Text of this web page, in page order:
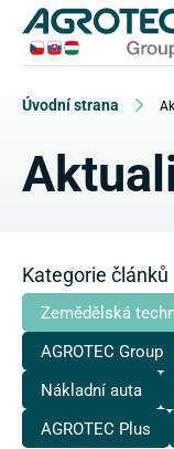
Úvodní strana
Kategorie článků
Zemědělská
AGROTEC Group
Nákladní auta
AGROTEC Plus